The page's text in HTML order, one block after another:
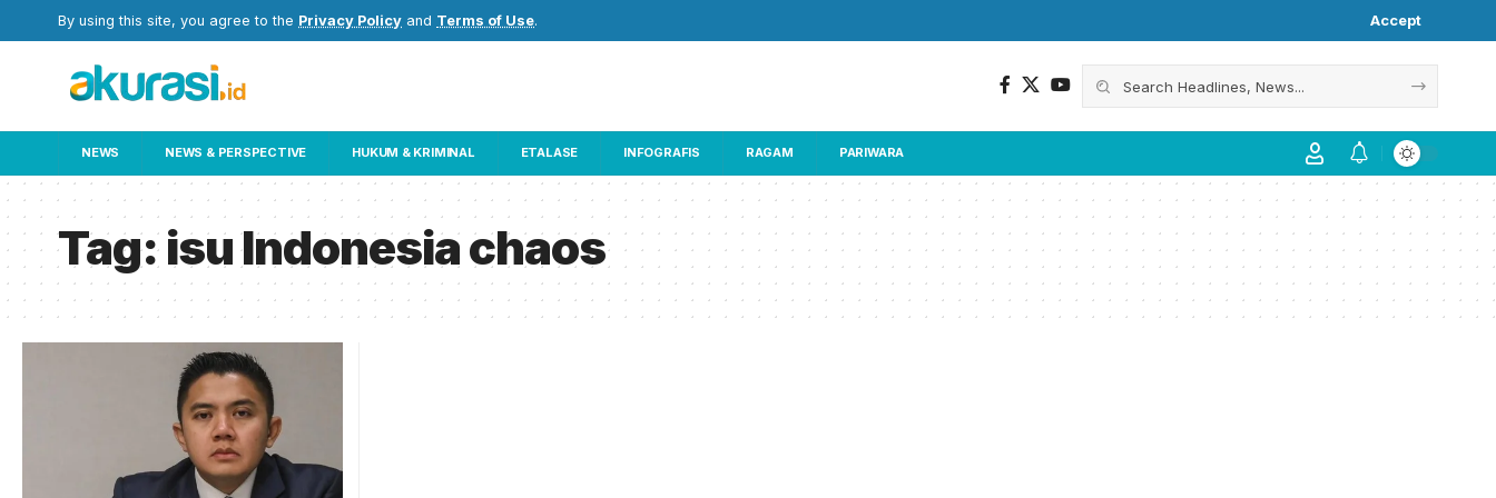
By using this site, you agree to the Privacy Policy and Terms of Use. Accept
NEWS NEWS & PERSPECTIVE HUKUM & KRIMINAL ETALASE INFOGRAFIS RAGAM PARIWARA
Tag:isu Indonesia chaos